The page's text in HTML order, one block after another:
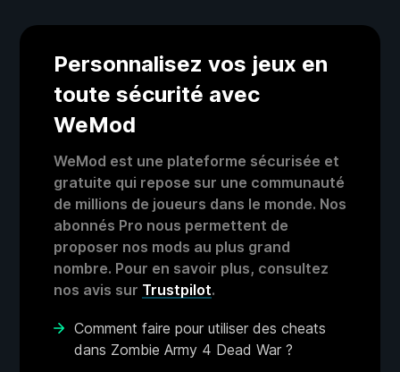
Personnalisez vos jeux en
toute sécurité avec
WeMod
WeMod est une plateforme sécurisée et
gratuite qui repose sur une communauté
de millions de joueurs dans le monde. Nos
abonnés Pro nous permettent de
proposer nos mods au plus grand
nombre. Pour en savoir plus, consultez
nos avis sur Trustpilot.
Comment faire pour utiliser des cheats
dans Zombie Army 4 Dead War ?